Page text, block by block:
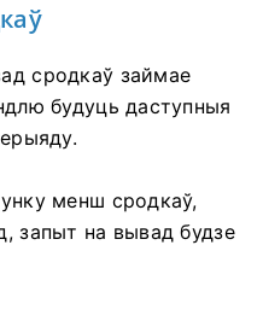
сродкаў займае
будуць даступныя
менш сродкаў,
запыт на вывад будзе